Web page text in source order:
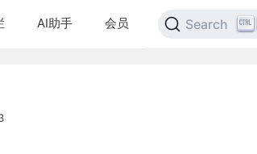
AI助手 会员 Search